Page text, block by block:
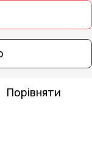
Порівняти